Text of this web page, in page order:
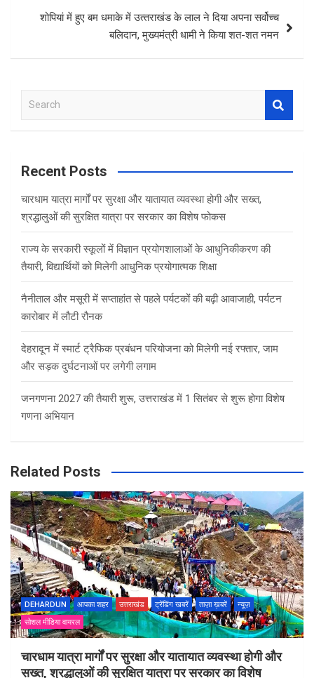
शोपियां में हुए बम धमाके में उत्‍तराखंड के लाल ने दिया अपना सर्वोच्‍च
बलिदान, मुख्‍यमंत्री धामी ने किया शत-शत नमन
a
c
Recent Posts
चारधाम यात्रा मार्गों पर सुरक्षा और यातायात व्यवस्था होगी और सख्त,
श्रद्धालुओं की सुरक्षित यात्रा पर सरकार का विशेष फोकस
राज्य के सरकारी स्कूलों में विज्ञान प्रयोगशालाओं के आधुनिकीकरण की
तैयारी, विद्यार्थियों को मिलेगी आधुनिक प्रयोगात्मक शिक्षा
नैनीताल और मसूरी में सप्ताहांत से पहले पर्यटकों की बढ़ी आवाजाही, पर्यटन
कारोबार में लौटी रौनक
देहरादून में स्मार्ट ट्रैफिक प्रबंधन परियोजना को मिलेगी नई रफ्तार, जाम
और सड़क दुर्घटनाओं पर लगेगी लगाम
जनगणना 2027 की तैयारी शुरू, उत्तराखंड में 1 सितंबर से शुरू होगा विशेष
गणना अभियान
Related Posts
DEHARDUN आपका शहर उत्तराखंड ट्रेंडिंग खबरें ताज़ा ख़बरें
न्यूज़
सोशल मीडिया वायरल
चारधाम यात्रा मार्गों पर सुरक्षा और यातायात व्यवस्था होगी और
सख्त, श्रद्धालुओं की सुरक्षित यात्रा पर सरकार का विशेष